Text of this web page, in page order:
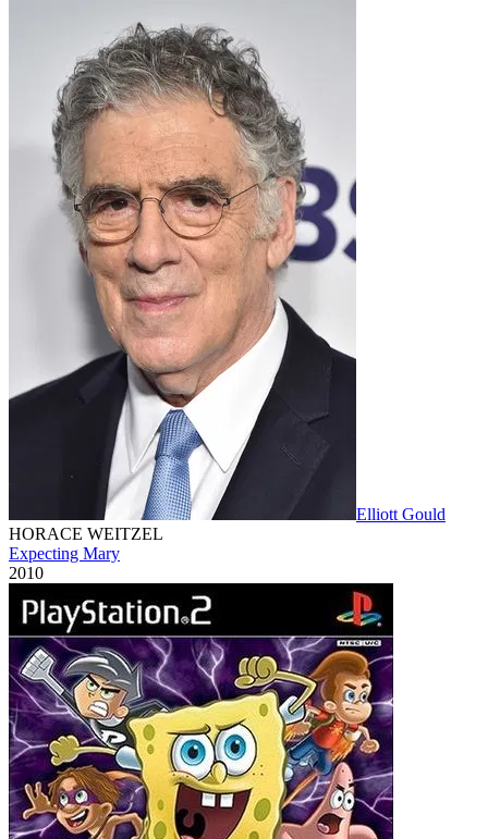
Elliott Gould
HORACE WEITZEL
Expecting Mary
2010